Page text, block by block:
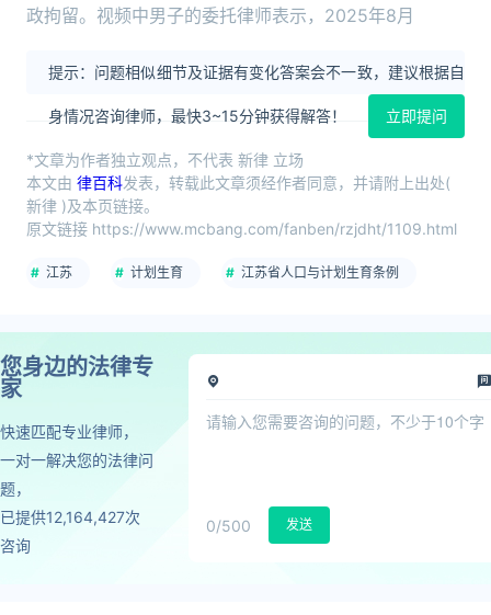
政拘留。视频中男子的委托律师表示，2025年8月
提示：问题相似细节及证据有变化答案会不一致，建议根据自
身情况咨询律师，最快3~15分钟获得解答！ 立即提问
*文章为作者独立观点，不代表 新律 立场
本文由 律百科发表，转载此文章须经作者同意，并请附上出处(
新律 )及本页链接。
原文链接 https://www.mcbang.com/fanben/rzjdht/1109.html
江苏 计划生育 江苏省人口与计划生育条例
您身边的法律专
家
快速匹配专业律师，
一对一解决您的法律问
题，
已提供12,164,427次
咨询
0/500 发送